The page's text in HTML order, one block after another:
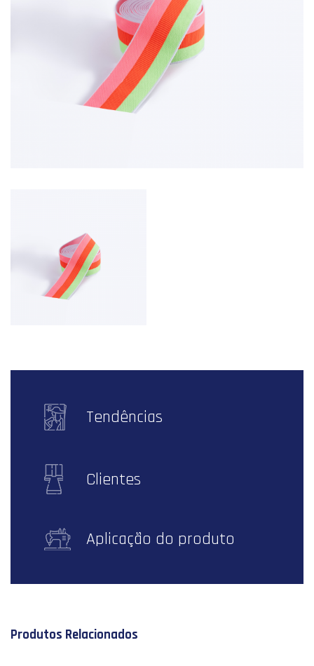
Tendências
Clientes
Aplicação do produto
Produtos Relacionados